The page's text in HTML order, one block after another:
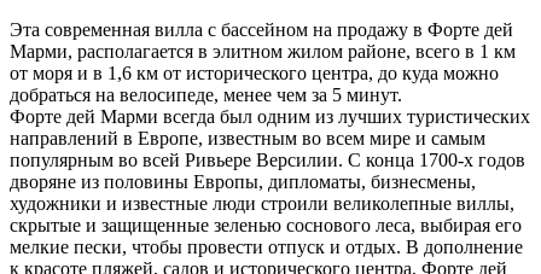
Эта современная вилла с бассейном на продажу в Форте дей
Марми, располагается в элитном жилом районе, всего в 1 км
от моря и в 1,6 км от исторического центра, до куда можно
добраться на велосипеде, менее чем за 5 минут.
Форте дей Марми всегда был одним из лучших туристических
направлений в Европе, известным во всем мире и самым
популярным во всей Ривьере Версилии. С конца 1700-х годов
дворяне из половины Европы, дипломаты, бизнесмены,
художники и известные люди строили великолепные виллы,
скрытые и защищенные зеленью соснового леса, выбирая его
мелкие пески, чтобы провести отпуск и отдых. В дополнение
к красоте пляжей, садов и исторического центра, Форте дей